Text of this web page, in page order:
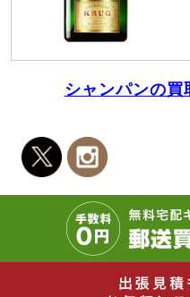
シャンパンの買